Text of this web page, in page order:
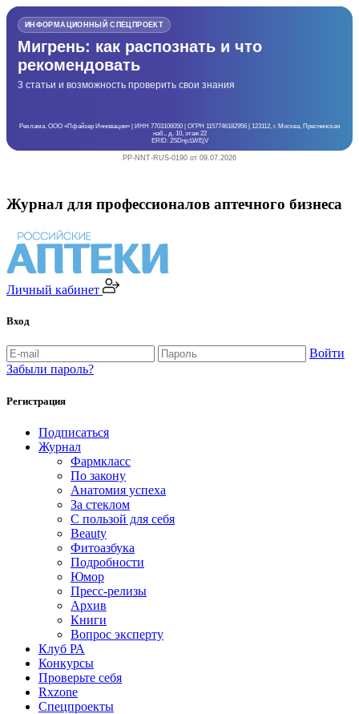
ИНФОРМАЦИОННЫЙ СПЕЦПРОЕКТ
Мигрень: как распознать и что
рекомендовать
3 статьи и возможность проверить свои знания
Реклама. ООО «Пфайзер Инновации» | ИНН 7703106050 | ОГРН 1157746182956 | 123112, г. Москва, Пресненская
наб., д. 10, этаж 22
ERID: 2SDnjcLWEjV
PP-NNT-RUS-0190 от 09.07.2026
Журнал для профессионалов аптечного бизнеса
Личный кабинет
Вход
Войти
Забыли пароль?
Регистрация
Подписаться
Журнал
Фармкласс
По закону
Анатомия успеха
За стеклом
С пользой для себя
Beauty
Фитоазбука
Подробности
Юмор
Пресс-релизы
Архив
Книги
Вопрос эксперту
Клуб РА
Конкурсы
Проверьте себя
Rxzone
Спецпроекты